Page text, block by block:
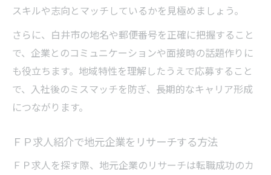
スキルや志向とマッチしているかを見極めましょう。
さらに、白井市の地名や郵便番号を正確に把握すること
で、企業とのコミュニケーションや面接時の話題作りに
も役立ちます。地域特性を理解したうえで応募すること
で、入社後のミスマッチを防ぎ、長期的なキャリア形成
につながります。
ＦＰ求人紹介で地元企業をリサーチする方法
ＦＰ求人を探す際、地元企業のリサーチは転職成功のカ